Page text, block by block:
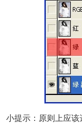
小提示：原则上应该